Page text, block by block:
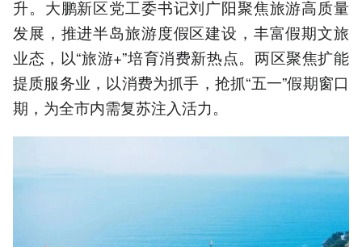
升。大鹏新区党工委书记刘广阳聚焦旅游高质量
发展，推进半岛旅游度假区建设，丰富假期文旅
业态，以“旅游+”培育消费新热点。两区聚焦扩能
提质服务业，以消费为抓手，抢抓“五一”假期窗口
期，为全市内需复苏注入活力。